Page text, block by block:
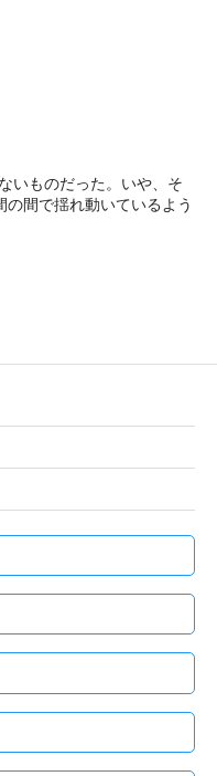
いものだった。いや、そ
間で揺れ動いているよう